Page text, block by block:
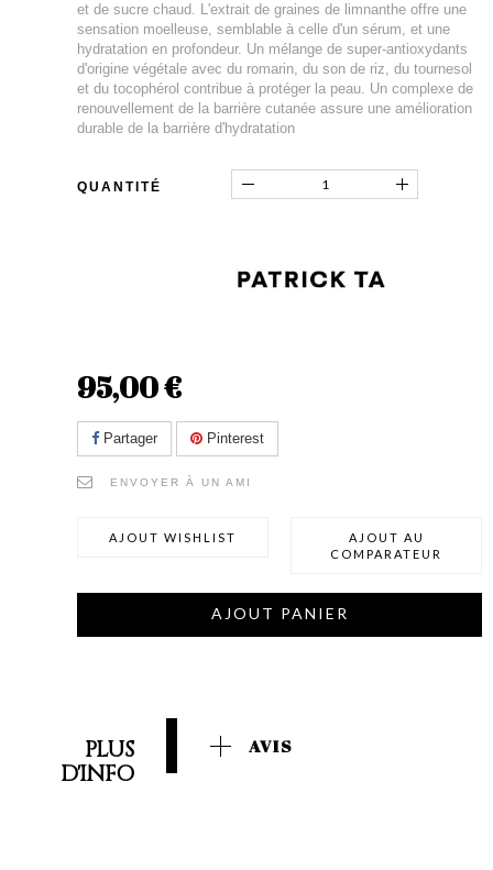
et de sucre chaud. L'extrait de graines de limnanthe offre une
sensation moelleuse, semblable à celle d'un sérum, et une
hydratation en profondeur. Un mélange de super-antioxydants
d'origine végétale avec du romarin, du son de riz, du tournesol
et du tocophérol contribue à protéger la peau. Un complexe de
renouvellement de la barrière cutanée assure une amélioration
durable de la barrière d'hydratation
QUANTITÉ
95,00 €
Partager Pinterest
ENVOYER À UN AMI
AJOUT WISHLIST
AJOUT AU
COMPARATEUR
AJOUT PANIER
PLUS
D'INFO
AVIS